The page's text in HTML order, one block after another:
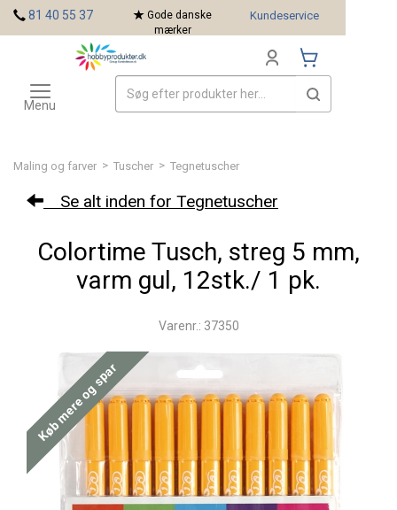
Maling og farver > Tuscher > Tegnetuscher
Se alt inden for Tegnetuscher
Colortime Tusch, streg 5 mm,
varm gul, 12stk./ 1 pk.
Varenr.: 37350
Køb mere og spar
81 40 55 37
Gode danske
mærker
Kundeservice
Toggle
navigation
Menu
Mærker